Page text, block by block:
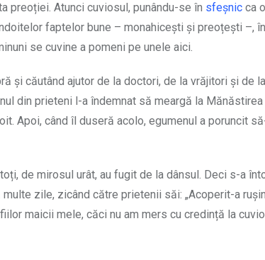
preoției. Atunci cuviosul, punându-se în sfeșnic ca
faptelor bune – monahicești și preoțești –,
se cuvine a pomeni pe unele aici.
și căutând ajutor de la doctori, de la vrăjitori și de
din prieteni l-a îndemnat să meargă la
Apoi, când îl duseră acolo, egumenul a poruncit
de mirosul urât, au fugit de la dânsul. Deci s-a
zile, zicând către prietenii săi: „Acoperit-a
maicii mele, căci nu am mers cu credință la